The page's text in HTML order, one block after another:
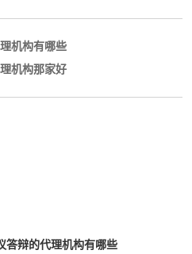
机构有哪些
机构那家好
答辩的代理机构有哪些